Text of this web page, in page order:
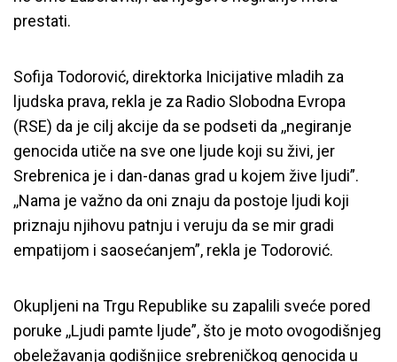
prestati.
Sofija Todorović, direktorka Inicijative mladih za
ljudska prava, rekla je za Radio Slobodna Evropa
(RSE) da je cilj akcije da se podseti da ,,negiranje
genocida utiče na sve one ljude koji su živi, jer
Srebrenica je i dan-danas grad u kojem žive ljudi”.
,,Nama je važno da oni znaju da postoje ljudi koji
priznaju njihovu patnju i veruju da se mir gradi
empatijom i saosećanjem”, rekla je Todorović.
Okupljeni na Trgu Republike su zapalili sveće pored
poruke ,,Ljudi pamte ljude”, što je moto ovogodišnjeg
obeležavanja godišnjice srebreničkog genocida u